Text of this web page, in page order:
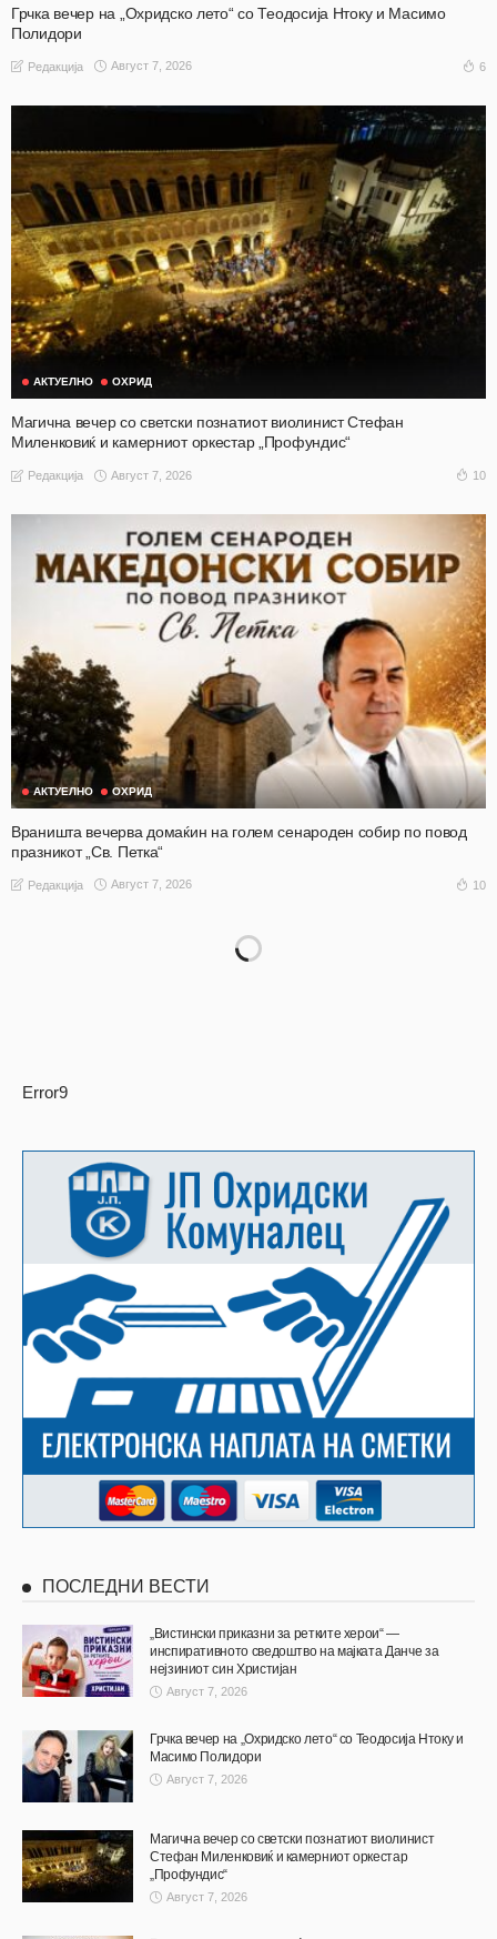
Грчка вечер на „Охридско лето“ со Теодосија Нтоку и Масимо
Полидори
Редакција Август 7, 2026 6
АКТУЕЛНО ОХРИД
Магична вечер со светски познатиот виолинист Стефан
Миленковиќ и камерниот оркестар „Профундис“
Редакција Август 7, 2026 10
АКТУЕЛНО ОХРИД
Враништа вечерва домаќин на голем сенароден собир по повод
празникот „Св. Петка“
Редакција Август 7, 2026 10
Error9
ПОСЛЕДНИ ВЕСТИ
„Вистински приказни за ретките херои“ —
инспиративното сведоштво на мајката Данче за
нејзиниот син Христијан
Август 7, 2026
Грчка вечер на „Охридско лето“ со Теодосија Нтоку и
Масимо Полидори
Август 7, 2026
Магична вечер со светски познатиот виолинист
Стефан Миленковиќ и камерниот оркестар
„Профундис“
Август 7, 2026